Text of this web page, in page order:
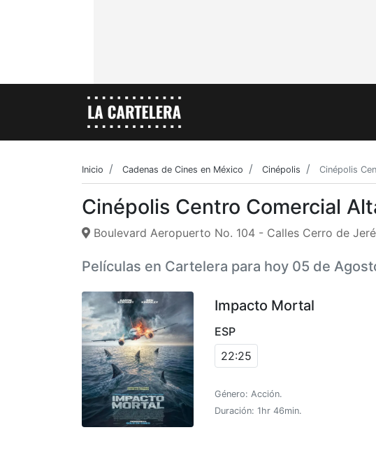
Inicio Cadenas de Cines en México Cinépolis Cinépolis
Cinépolis Centro Comercial
Boulevard Aeropuerto No. 104 - Calles Cerro de
Películas en Cartelera para hoy 05 de
Impacto Mortal
ESP
22:25
Género: Acción.
Duración: 1hr 46min.